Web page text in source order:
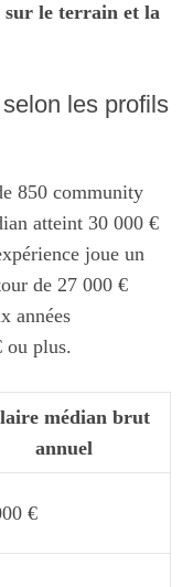
sur le terrain et la
les profils
850 community
atteint 30 000 €
joue un
de 27 000 €
années
ou plus.
médian brut
annuel
€